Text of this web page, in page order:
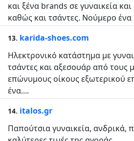
και ξένα brands σε γυναικεία
καθώς και τσάντες. Νούμερο ένα
13. karida-shoes.com
Ηλεκτρονικό κατάστημα με
τσάντες και αξεσουάρ από τους
επώνυμους οίκους εξωτερικού
ένα....
14. italos.gr
Παπούτσια γυναικεία, ανδρικά,